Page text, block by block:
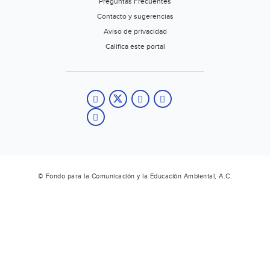
Contacto y sugerencias
Aviso de privacidad
Califica este portal
© Fondo para la Comunicación y la Educación Ambiental, A.C.